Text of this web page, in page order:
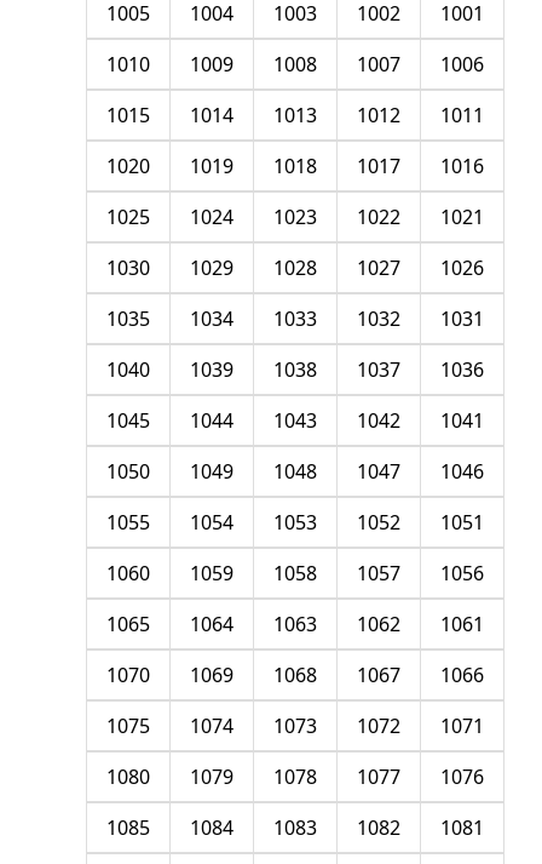
1001
1002
1003
1004
1005
1006
1007
1008
1009
1010
1011
1012
1013
1014
1015
1016
1017
1018
1019
1020
1021
1022
1023
1024
1025
1026
1027
1028
1029
1030
1031
1032
1033
1034
1035
1036
1037
1038
1039
1040
1041
1042
1043
1044
1045
1046
1047
1048
1049
1050
1051
1052
1053
1054
1055
1056
1057
1058
1059
1060
1061
1062
1063
1064
1065
1066
1067
1068
1069
1070
1071
1072
1073
1074
1075
1076
1077
1078
1079
1080
1081
1082
1083
1084
1085